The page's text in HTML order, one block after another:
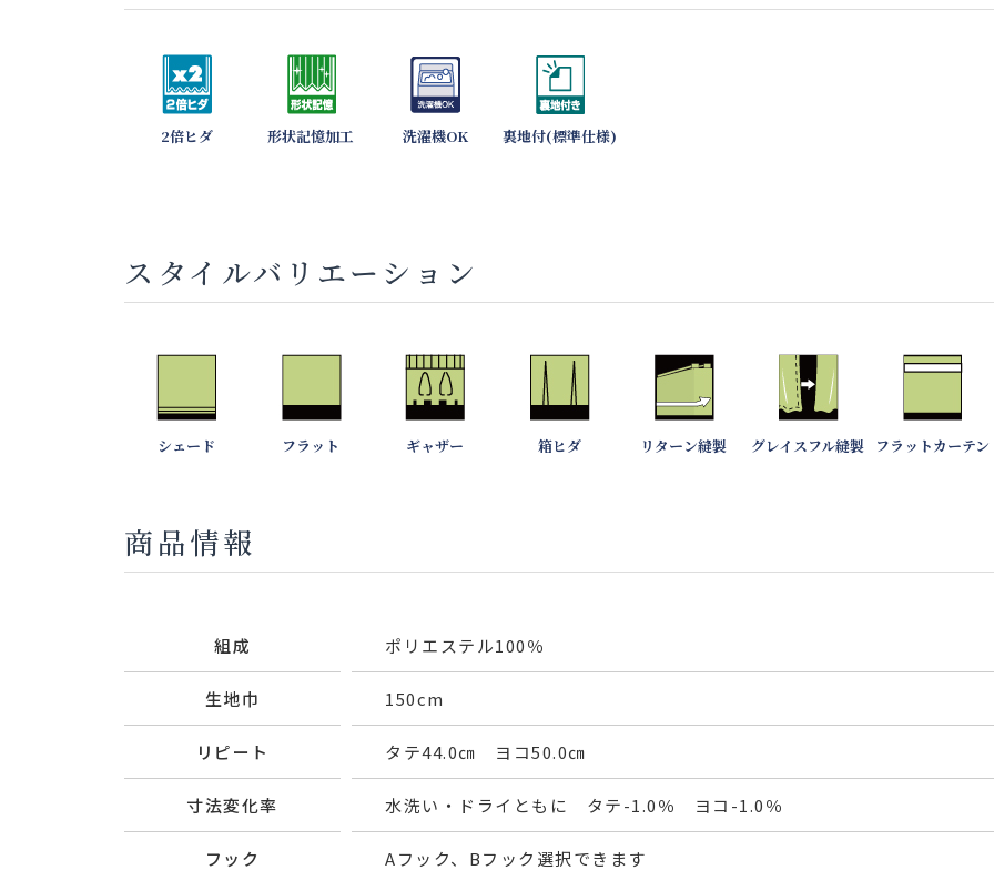
2倍ヒダ 形状記憶加工 洗濯機OK 裏地付(標準仕様)
スタイルバリエーション
シェード フラット ギャザー 箱ヒダ リターン縫製 グレイスフル縫製 フラットカーテン
商品情報
組成 ポリエステル100％
生地巾 150cm
リピート タテ44.0㎝ ヨコ50.0㎝
寸法変化率 水洗い・ドライともに タテ-1.0％ ヨコ-1.0％
フック Aフック、Bフック選択できます